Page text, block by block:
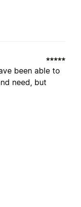
been able to
need, but